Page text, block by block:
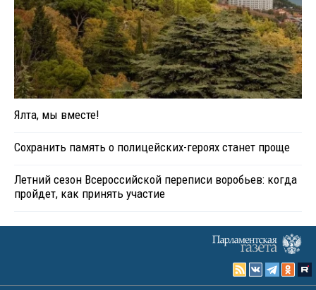
Ялта, мы вместе!
Сохранить память о полицейских-героях станет проще
Летний сезон Всероссийской переписи воробьев: когда
пройдет, как принять участие